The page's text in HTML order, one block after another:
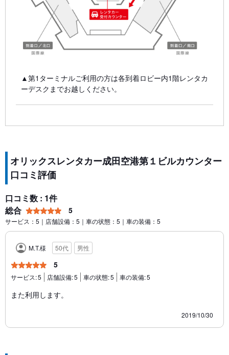
▲第1ターミナルご利用の方は各到着ロビー内1階レンタカ
ーデスクまでお越しください。
オリックスレンタカー成田空港第１ビルカウンター
口コミ評価
口コミ数 : 1件
総合
5
サービス：5｜店舗設備：5｜車の状態：5｜車の装備：5
M.T.様 50代 男性
5
サービス:5 店舗設備:5 車の状態:5 車の装備:5
また利用します。
2019/10/30